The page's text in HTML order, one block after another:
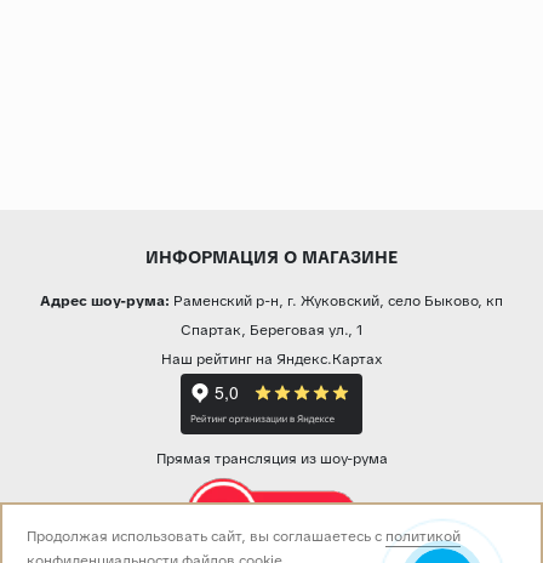
ИНФОРМАЦИЯ О МАГАЗИНЕ
Адрес шоу-рума: Раменский р-н, г. Жуковский, село Быково, кп
Спартак, Береговая ул., 1
Наш рейтинг на Яндекс.Картах
Прямая трансляция из шоу-рума
Продолжая использовать сайт, вы соглашаетесь с политикой